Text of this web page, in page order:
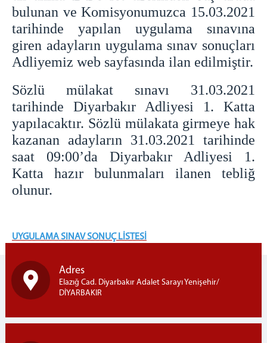
Diyarbakır 4 Nolu T Tipi Kapalı Ceza İnfaz Kurumu
Diyarbakır Kadın Kapalı Ceza İnfaz Kurumu
Diyarbakır Çocuk ve Gençlik Kapalı Ceza İnfaz
Kurumu
İnfaz Kurumu
Diyarbakır 2 Nolu Yüksek Güvenlikli Kapalı Ceza
İnfaz Kurumu
TELEFON REHBERİ
BAŞSAVCILIK
CUMHURİYET BAŞSAVCIMIZ
CUMHURİYET BAŞSAVCILIK BİRİMLERİ
ADALET KOMİSYONU ÜYELERİ
MAHKEMELER
CEZA MAHKEMELERİ
Ağır Ceza Mahkemeleri
Sulh Ceza Hakimlikleri
bulunan ve Komisyonumuzca 15.03.2021
tarihinde yapılan uygulama sınavına
giren adayların uygulama sınav sonuçları
Adliyemiz web sayfasında ilan edilmiştir.
Sözlü mülakat sınavı 31.03.2021
tarihinde Diyarbakır Adliyesi 1. Katta
yapılacaktır. Sözlü mülakata girmeye hak
kazanan adayların 31.03.2021 tarihinde
saat 09:00’da Diyarbakır Adliyesi 1.
Katta hazır bulunmaları ilanen tebliğ
olunur.
UYGULAMA SINAV SONUÇ LİSTESİ
Adres
Elazığ Cad. Diyarbakır Adalet Sarayı Yenişehir/
DİYARBAKIR